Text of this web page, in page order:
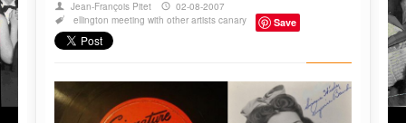
Jean-François Pitet
02-08-2007
ellington meeting with other artists canary Save